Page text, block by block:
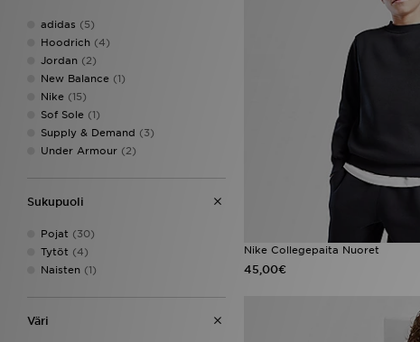
adidas (5)
Hoodrich (4)
Jordan (2)
New Balance (1)
Nike (15)
Sof Sole (1)
Supply & Demand (3)
Under Armour (2)
Sukupuoli
Pojat (30)
Tytöt (4)
Naisten (1)
Väri
Nike Collegepaita Nuoret
45,00€